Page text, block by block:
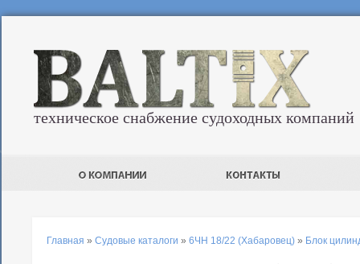
техническое снабжение судоходных компаний
Главная » Судовые каталоги » 6ЧН 18/22 (Хабаровец) » Блок